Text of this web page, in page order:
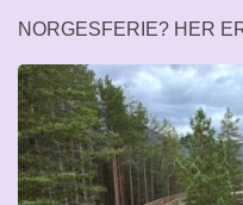
NORGESFERIE? HER